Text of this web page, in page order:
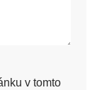
v tomto